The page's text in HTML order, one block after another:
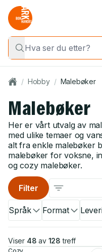
/ Hobby / Malebøker
Malebøker
Her er vårt utvalg av
med ulike temaer og
alt fra enkle malebøker
malebøker for voksne,
og cozy malebøker.
Språk Format
Filter
Viser 48 av 128 treff